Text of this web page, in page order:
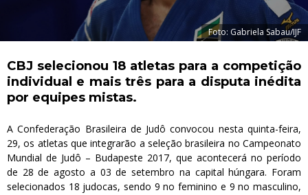
Foto: Gabriela Sabau/IJF
CBJ selecionou 18 atletas para a competição
individual e mais três para a disputa inédita
por equipes mistas.
A Confederação Brasileira de Judô convocou nesta quinta-feira,
29, os atletas que integrarão a seleção brasileira no Campeonato
Mundial de Judô – Budapeste 2017, que acontecerá no período
de 28 de agosto a 03 de setembro na capital húngara. Foram
selecionados 18 judocas, sendo 9 no feminino e 9 no masculino,